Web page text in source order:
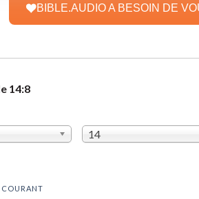
BIBLE.AUDIO A BESOIN DE
14:8
14